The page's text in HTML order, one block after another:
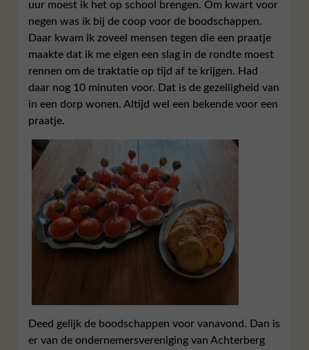
uur moest ik het op school brengen. Om kwart voor
negen was ik bij de coop voor de boodschappen.
Daar kwam ik zoveel mensen tegen die een praatje
maakte dat ik me eigen een slag in de rondte moest
rennen om de traktatie op tijd af te krijgen. Had
daar nog 10 minuten voor. Dat is de gezelligheid van
in een dorp wonen. Altijd wel een bekende voor een
praatje.
Deed gelijk de boodschappen voor vanavond. Dan is
er van de ondernemersvereniging van Achterberg